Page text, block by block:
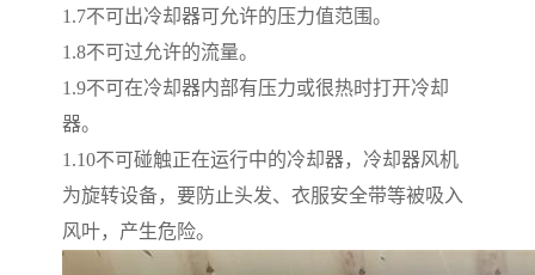
1.7不可出冷却器可允许的压力值范围。
1.8不可过允许的流量。
1.9不可在冷却器内部有压力或很热时打开冷却
器。
1.10不可碰触正在运行中的冷却器，冷却器风机
为旋转设备，要防止头发、衣服安全带等被吸入
风叶，产生危险。